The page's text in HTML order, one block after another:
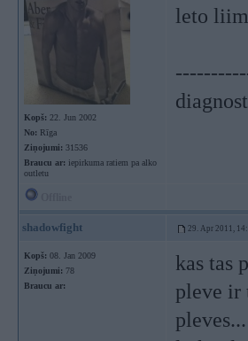
Kopš: 22. Jun 2002
No: Rīga
Ziņojumi: 31536
Braucu ar: iepirkuma ratiem pa alko
outletu
leto
shadowfight 29. Apr 2011,
Kopš: 08. Jan 2009
Ziņojumi: 78
Braucu ar:
kas tas
pleve ir